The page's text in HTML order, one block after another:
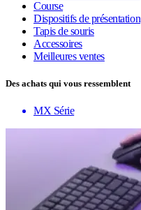
Course
Dispositifs de présentation
Tapis de souris
Accessoires
Meilleures ventes
Des achats qui vous ressemblent
MX Série